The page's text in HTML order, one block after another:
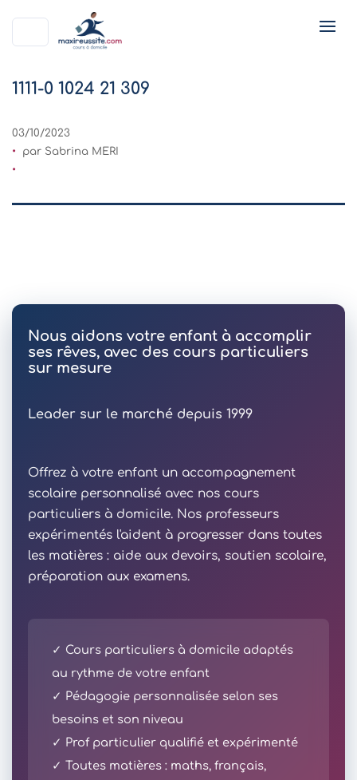
1111-0 1024 21 309
03/10/2023
par Sabrina MERI
Nous aidons votre enfant à accomplir
ses rêves, avec des cours particuliers
sur mesure
Leader sur le marché depuis 1999
Offrez à votre enfant un accompagnement
scolaire personnalisé avec nos cours
particuliers à domicile. Nos professeurs
expérimentés l'aident à progresser dans toutes
les matières : aide aux devoirs, soutien scolaire,
préparation aux examens.
✓ Cours particuliers à domicile adaptés
au rythme de votre enfant
✓ Pédagogie personnalisée selon ses
besoins et son niveau
✓ Prof particulier qualifié et expérimenté
✓ Toutes matières : maths, français,